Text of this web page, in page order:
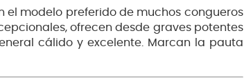
el modelo preferido de muchos congueros
ofrecen desde graves potentes
cálido y excelente. Marcan la pauta